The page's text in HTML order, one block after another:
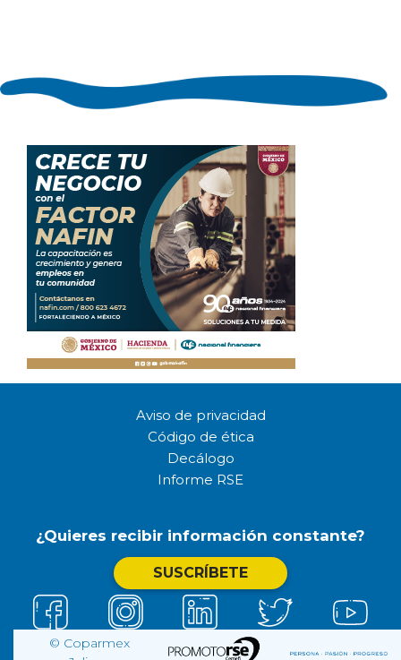
Aviso de privacidad
Código de ética
Decálogo
Informe RSE
¿Quieres recibir información constante?
SUSCRÍBETE
© Coparmex